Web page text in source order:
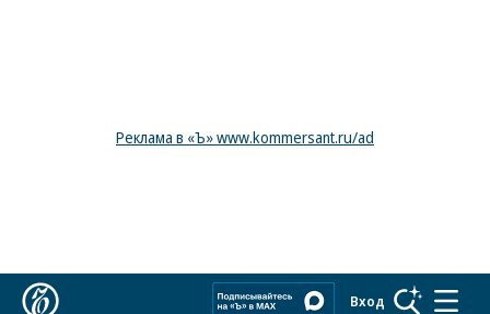
Реклама в «Ъ» www.kommersant.ru/ad
Вход